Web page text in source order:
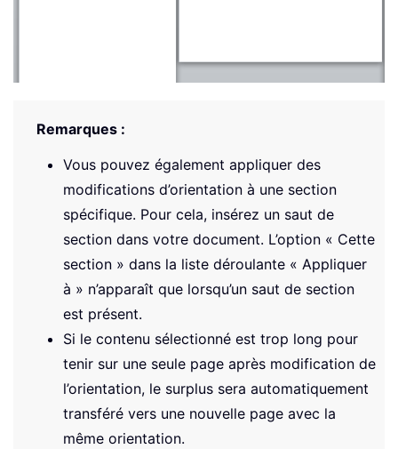
Remarques :
Vous pouvez également appliquer des
modifications d’orientation à une section
spécifique. Pour cela, insérez un saut de
section dans votre document. L’option « Cette
section » dans la liste déroulante « Appliquer
à » n’apparaît que lorsqu’un saut de section
est présent.
Si le contenu sélectionné est trop long pour
tenir sur une seule page après modification de
l’orientation, le surplus sera automatiquement
transféré vers une nouvelle page avec la
même orientation.